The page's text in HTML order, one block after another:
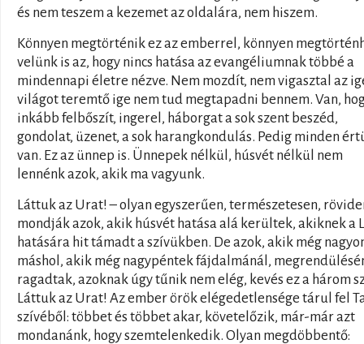
és nem teszem a kezemet az oldalára, nem hiszem.
Könnyen megtörténik ez az emberrel, könnyen
velünk is az, hogy nincs hatása az evangéliumnak többé a
mindennapi életre nézve. Nem mozdít, nem vigasztal az
világot teremtő ige nem tud megtapadni bennem. Van,
inkább felbőszít, ingerel, háborgat a sok szent beszéd,
gondolat, üzenet, a sok harangkondulás. Pedig minden
van. Ez az ünnep is. Ünnepek nélkül, húsvét nélkül nem
lennénk azok, akik ma vagyunk.
Láttuk az Urat! – olyan egyszerűen, természetesen,
mondják azok, akik húsvét hatása alá kerültek, akiknek a
hatására hit támadt a szívükben. De azok, akik még
máshol, akik még nagypéntek fájdalmánál,
ragadtak, azoknak úgy tűnik nem elég, kevés ez a három
Láttuk az Urat! Az ember örök elégedetlensége tárul fel
szívéből: többet és többet akar, követelőzik, már-már azt
mondanánk, hogy szemtelenkedik. Olyan megdöbbentő: